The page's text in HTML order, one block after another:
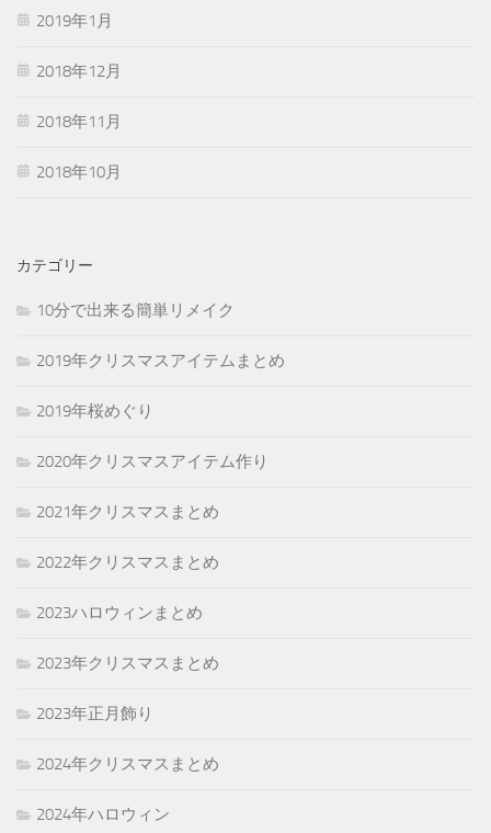
2019年1月
2018年12月
2018年11月
2018年10月
カテゴリー
10分で出来る簡単リメイク
2019年クリスマスアイテムまとめ
2019年桜めぐり
2020年クリスマスアイテム作り
2021年クリスマスまとめ
2022年クリスマスまとめ
2023ハロウィンまとめ
2023年クリスマスまとめ
2023年正月飾り
2024年クリスマスまとめ
2024年ハロウィン